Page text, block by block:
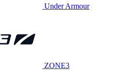
Under Armour
ZONE3